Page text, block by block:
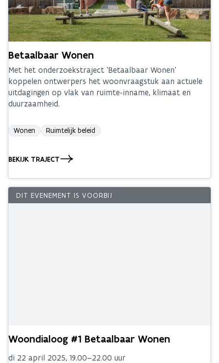
Betaalbaar Wonen
Met het onderzoekstraject ‘Betaalbaar Wonen’
koppelen ontwerpers het woonvraagstuk aan actuele
uitdagingen op vlak van ruimte-inname, klimaat en
duurzaamheid.
Wonen Ruimtelijk beleid
BEKIJK TRAJECT
Woondialoog #1 Betaalbaar Wonen
di 22 april 2025, 19.00–22.00 uur